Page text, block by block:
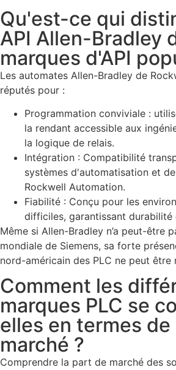
Qu'est-ce qui
API Allen-Bradley
marques d'API
Les automates Allen-Bradley de
réputés pour :
Programmation conviviale :
la rendant accessible aux
la logique de relais.
Intégration : Compatibilité
systèmes d'automatisation et
Rockwell Automation.
Fiabilité : Conçu pour les
difficiles, garantissant durabilité
Même si Allen-Bradley n’a peut-être
mondiale de Siemens, sa forte
nord-américain des PLC ne peut être
Comment les
marques PLC se
elles en termes
marché ?
Comprendre la part de marché des